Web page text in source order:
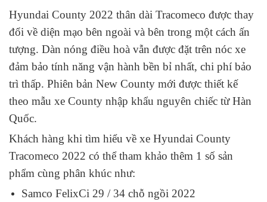
Hyundai County 2022 thân dài Tracomeco được thay
đổi về diện mạo bên ngoài và bên trong một cách ấn
tượng. Dàn nóng điều hoà vẫn được đặt trên nóc xe
đảm bảo tính năng vận hành bền bỉ nhất, chi phí bảo
trì thấp. Phiên bản New County mới được thiết kế
theo mẫu xe County nhập khẩu nguyên chiếc từ Hàn
Quốc.
Khách hàng khi tìm hiểu về xe Hyundai County
Tracomeco 2022 có thể tham khảo thêm 1 số sản
phẩm cùng phân khúc như:
Samco FelixCi 29 / 34 chỗ ngồi 2022